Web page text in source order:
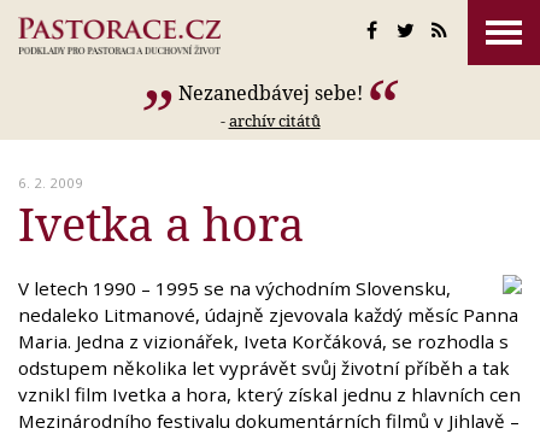
Nezanedbávej sebe!
-archív citátů
6. 2. 2009
Ivetka a hora
V letech 1990 – 1995 se na východním Slovensku,
nedaleko Litmanové, údajně zjevovala každý měsíc Panna
Maria. Jedna z vizionářek, Iveta Korčáková, se rozhodla s
odstupem několika let vyprávět svůj životní příběh a tak
vznikl film Ivetka a hora, který získal jednu z hlavních cen
Mezinárodního festivalu dokumentárních filmů v Jihlavě –